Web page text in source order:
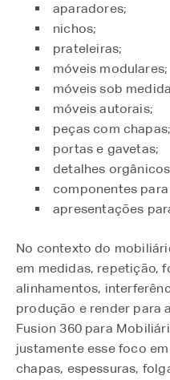
aparadores;
nichos;
prateleiras;
móveis modulares;
móveis sob
móveis autorais;
peças com chapas;
portas e gavetas;
detalhes
componentes
apresentações
No contexto do
em medidas, repetição,
alinhamentos,
produção e render para
Fusion 360 para
justamente esse foco
chapas, espessuras,